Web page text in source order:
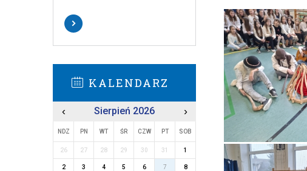
KALENDARZ
‹ Sierpień 2026 ›
NDZ PN WT ŚR CZW PT SOB
26 27 28 29 30 31 1
2 3 4 5 6 7 8